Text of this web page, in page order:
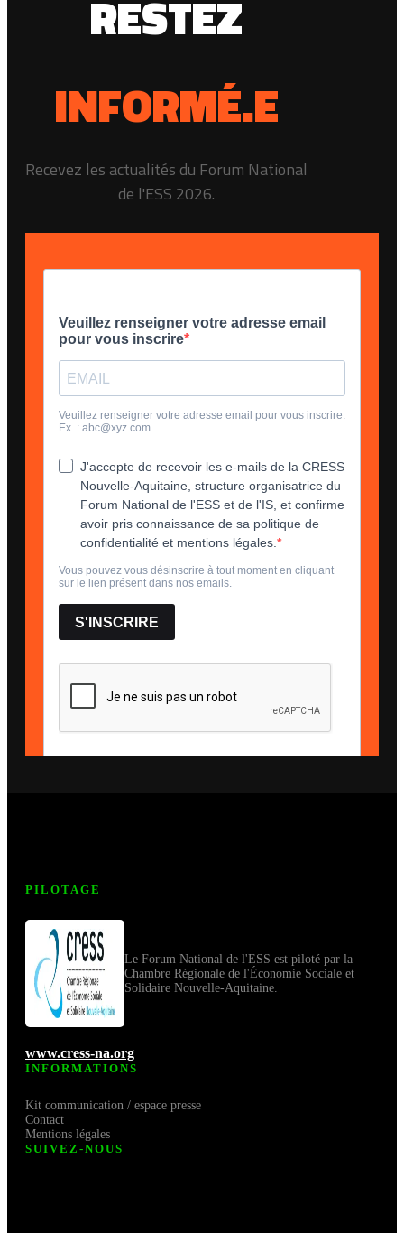
RESTEZ
INFORMÉ.E
Recevez les actualités du Forum National
de l'ESS 2026.
PILOTAGE
Le Forum National de l'ESS est piloté par la
Chambre Régionale de l'Économie Sociale et
Solidaire Nouvelle-Aquitaine.
www.cress-na.org
INFORMATIONS
Kit communication / espace presse
Contact
Mentions légales
SUIVEZ-NOUS